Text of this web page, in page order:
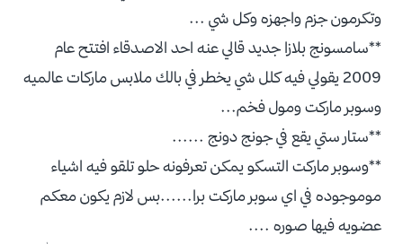
وتكرمون جزم واجهزه وكل شي ...
**سامسونج بلازا جديد قالي عنه احد الاصدقاء افتتح عام
2009 يقولي فيه كلل شي يخطر في بالك ملابس ماركات عالميه
وسوبر ماركت ومول فخم...
**ستار ستي يقع في جونج دونج ......
**وسوبر ماركت التسكو يمكن تعرفونه حلو تلقو فيه اشياء
موموجوده في اي سوبر ماركت برا......بس لازم يكون معكم
عضويه فيها صوره ....